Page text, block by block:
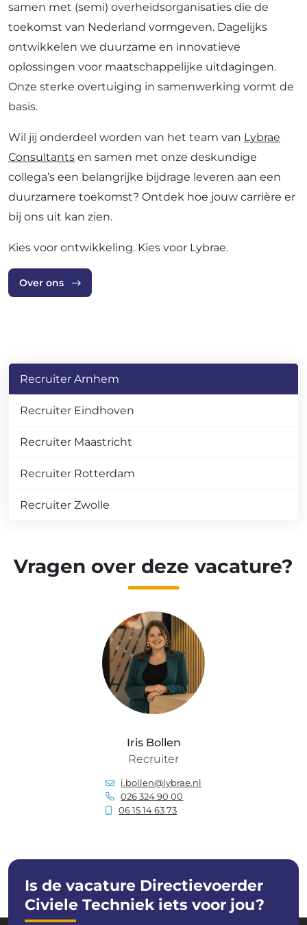
samen met (semi) overheidsorganisaties die de
toekomst van Nederland vormgeven. Dagelijks
ontwikkelen we duurzame en innovatieve
oplossingen voor maatschappelijke uitdagingen.
Onze sterke overtuiging in samenwerking vormt de
basis.
Wil jij onderdeel worden van het team van Lybrae
Consultants en samen met onze deskundige
collega’s een belangrijke bijdrage leveren aan een
duurzamere toekomst? Ontdek hoe jouw carrière er
bij ons uit kan zien.
Kies voor ontwikkeling. Kies voor Lybrae.
Over ons
Recruiter Arnhem
Recruiter Eindhoven
Recruiter Maastricht
Recruiter Rotterdam
Recruiter Zwolle
Vragen over deze vacature?
Iris Bollen
Recruiter
i.bollen@lybrae.nl
026 324 90 00
06 15 14 63 73
Is de vacature Directievoerder
Civiele Techniek iets voor jou?